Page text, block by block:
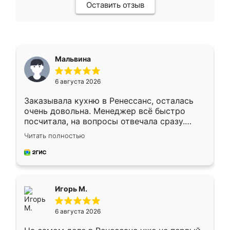
Оставить отзыв
Мальвина
6 августа 2026
Заказывала кухню в Ренессанс, осталась
очень довольна. Менеджер всё быстро
посчитала, на вопросы отвечала сразу.
Замерщик приехал в субботу, подошёл к
делу со всей ответственностью. Собрали
за день, ребята работали аккуратно, даже
Читать полностью
Игорь М.
6 августа 2026